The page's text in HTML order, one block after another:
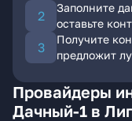
Заполните
оставьте
Получите
предложит
Провайдеры
Дачный-1 в